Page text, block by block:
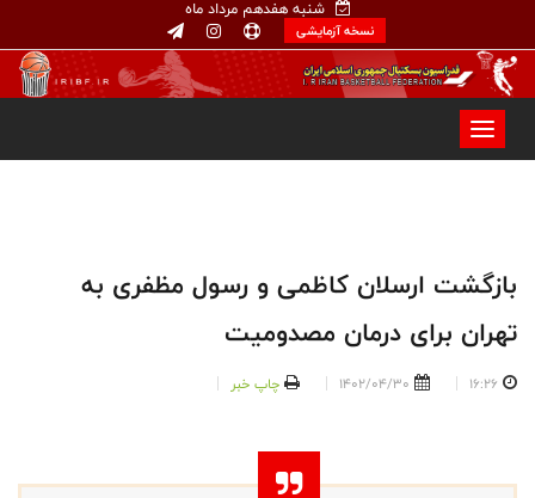
شنبه هفدهم مرداد ماه
نسخه آزمایشی
بازگشت ارسلان کاظمی و رسول مظفری به
تهران برای درمان مصدومیت
16:26
1402/04/30 چاپ خبر